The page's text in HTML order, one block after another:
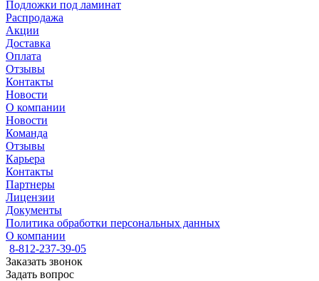
Подложки под ламинат
Распродажа
Акции
Доставка
Оплата
Отзывы
Контакты
Новости
О компании
Новости
Команда
Отзывы
Карьера
Контакты
Партнеры
Лицензии
Документы
Политика обработки персональных данных
О компании
8-812-237-39-05
Заказать звонок
Задать вопрос